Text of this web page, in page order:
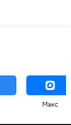
Макс